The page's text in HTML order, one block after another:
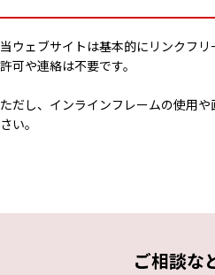
当ウェブサイトは基本的にリンクフ
許可や連絡は不要です。
ただし、インラインフレームの使用
さい。
ご相談な